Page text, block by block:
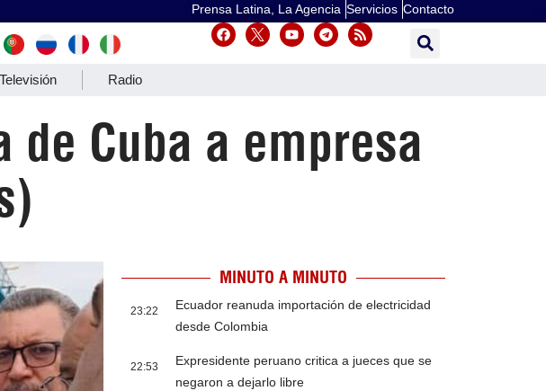
Prensa Latina, La Agencia Servicios Contacto
Televisión Radio
Cuba a empresa
MINUTO A MINUTO
23:22
Ecuador reanuda importación de electricidad
desde Colombia
22:53
Expresidente peruano critica a jueces que se
negaron a dejarlo libre